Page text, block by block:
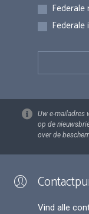
Federale
Federale
Uw e-mailadres
op de
over de
Vind alle